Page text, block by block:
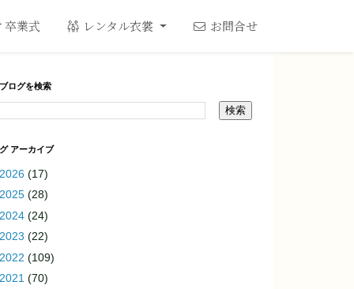
卒業式 レンタル衣裳 お問合せ
ログを検索
アーカイブ
2026 (17)
2025 (28)
2024 (24)
2023 (22)
2022 (109)
2021 (70)